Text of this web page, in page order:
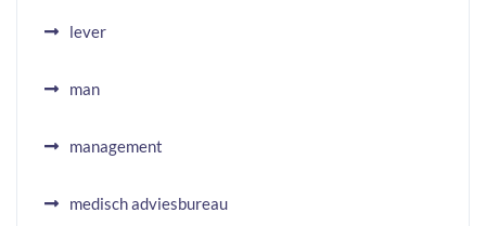
lever
man
management
medisch adviesbureau